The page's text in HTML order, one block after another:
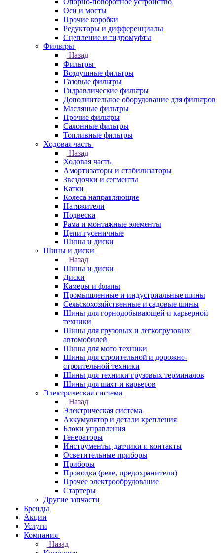
Опорно-поворотное устройство
Оси и мосты
Прочие коробки
Редукторы и дифференциалы
Сцепление и гидромуфты
Фильтры
Назад
Фильтры
Воздушные фильтры
Газовые фильтры
Гидравлические фильтры
Дополнительное оборудование для фильтров
Масляные фильтры
Прочие фильтры
Салонные фильтры
Топливные фильтры
Ходовая часть
Назад
Ходовая часть
Амортизаторы и стабилизаторы
Звездочки и сегменты
Катки
Колеса направляющие
Натяжители
Подвеска
Рама и монтажные элементы
Цепи гусеничные
Шины и диски
Шины и диски
Назад
Шины и диски
Диски
Камеры и флапы
Промышленные и индустриальные шины
Сельскохозяйственные и садовые шины
Шины для горнодобывающей и карьерной
техники
Шины для грузовых и легкогрузовых
автомобилей
Шины для мото техники
Шины для строительной и дорожно-
строительной техники
Шины для техники грузовых терминалов
Шины для шахт и карьеров
Электрическая система
Назад
Электрическая система
Аккумулятор и детали крепления
Блоки управления
Генераторы
Инструменты, датчики и контакты
Осветительные приборы
Приборы
Проводка (реле, предохранители)
Прочее электрообрудование
Стартеры
Другие запчасти
Бренды
Акции
Услуги
Компания
Назад